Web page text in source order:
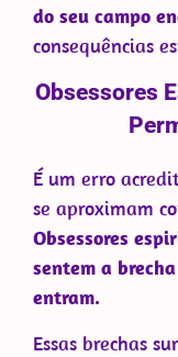
do seu campo
consequências
Obsessores
É um erro
se aproximam
Obsessores
sentem a
entram.
Essas brechas